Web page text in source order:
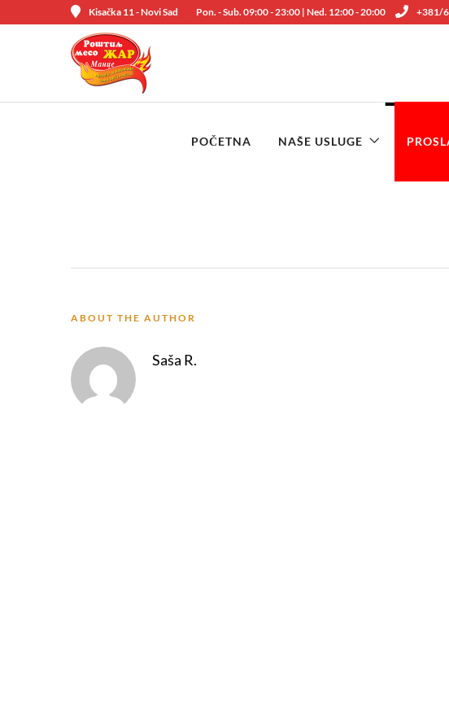
Kisačka 11 - Novi Sad Pon. - Sub. 09:00 - 23:00 | Ned. 12:00 - 20:00 +381/
POČETNA NAŠE USLUGE
Žar
ABOUT THE AUTHOR
Saša R.